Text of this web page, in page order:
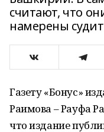
считают, что
намерены
Газету «Бонус»
Раимова – Рауфа
что издание